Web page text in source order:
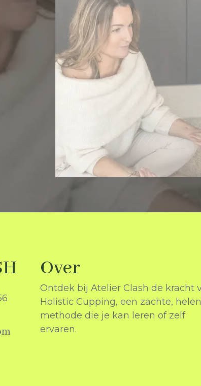
Over
Ontdek bij Atelier Clash de kracht
Holistic Cupping, een zachte,
methode die je kan leren of zelf
ervaren.